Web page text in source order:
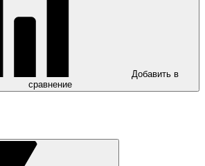
Добавить в
сравнение